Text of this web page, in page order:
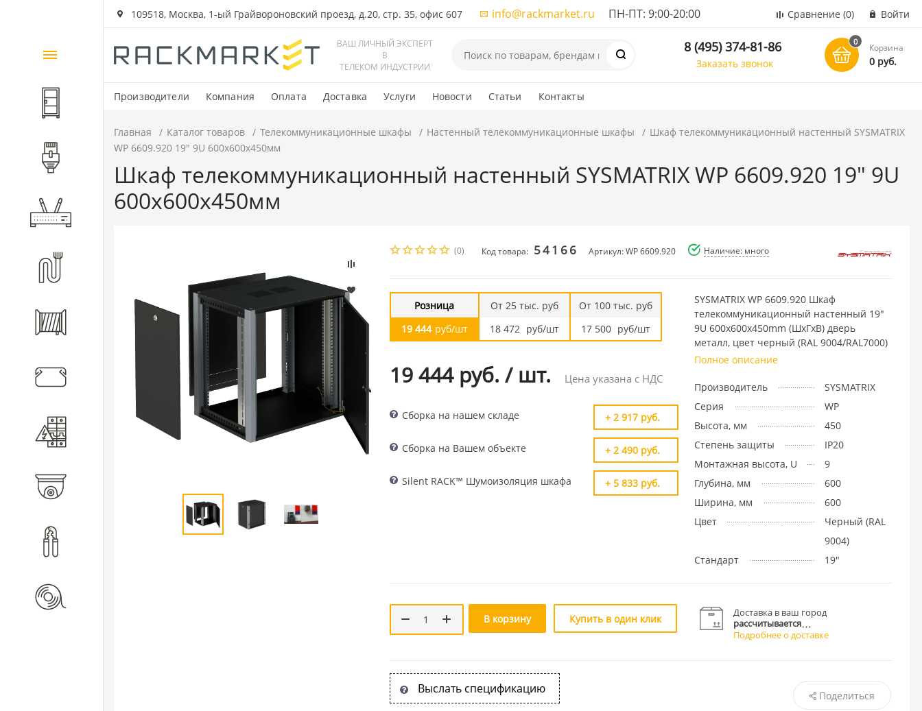
109518, Москва, 1-ый Грайвороновский проезд, д.20, стр. 35, офис 607 info@rackmarket.ru ПН-ПТ: 9:00-20:00 Сравнение (0) Войти
ВАШ ЛИЧНЫЙ ЭКСПЕРТ
В
ТЕЛЕКОМ ИНДУСТРИИ
8 (495) 374-81-86
Заказать звонок
0
Корзина
0 руб.
Производители Компания Оплата Доставка Услуги Новости Статьи Контакты
Каталог
товаров
Шкафы и стойки
Активное оборудование
Кабеленесущие системы
Электротехническое
Главная Каталог товаров Телекоммуникационные шкафы Настенный телекоммуникационные шкафы
Шкаф телекоммуникационный настенный SYSMATRIX
WP 6609.920 19" 9U 600x600x450мм
Шкаф телекоммуникационный настенный SYSMATRIX WP 6609.920 19" 9U
600x600x450мм
(0) Код товара: 54166 Артикул: WP 6609.920 Наличие: много
Розница
19 444 руб/шт
От 25 тыс. руб
18 472 руб/шт
От 100 тыс. руб
17 500 руб/шт
19 444 руб. / шт. Цена указана с НДС
Сборка на нашем складе + 2 917 руб.
Сборка на Вашем объекте + 2 490 руб.
Silent RACK™ Шумоизоляция шкафа + 5 833 руб.
SYSMATRIX WP 6609.920 Шкаф
телекоммуникационный настенный 19"
9U 600x600x450mm (ШхГхВ) дверь
металл, цвет черный (RAL 9004/RAL7000)
Полное описание
Производитель
SYSMATRIX
Серия
WP
Высота, мм
450
Степень защиты
IP20
Монтажная высота, U
9
Глубина, мм
600
Ширина, мм
600
Цвет
Черный (RAL
9004)
Стандарт
19"
В корзину Купить в один клик
Доставка в ваш город
рассчитывается
Подробнее о доставке
Выслать спецификацию Поделиться